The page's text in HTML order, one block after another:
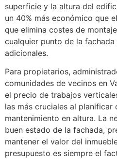
superficie y la altura del
un 40% más económico que
que elimina costes de
cualquier punto de la fachada
adicionales.
Para propietarios,
comunidades de vecinos en
el precio de trabajos
las más cruciales al planificar
mantenimiento en altura. La
buen estado de la fachada,
mantener el valor del
presupuesto es siempre el